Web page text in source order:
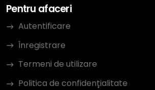
Pentru afaceri
Autentificare
Înregistrare
Termeni de utilizare
Politica de confidențialitate